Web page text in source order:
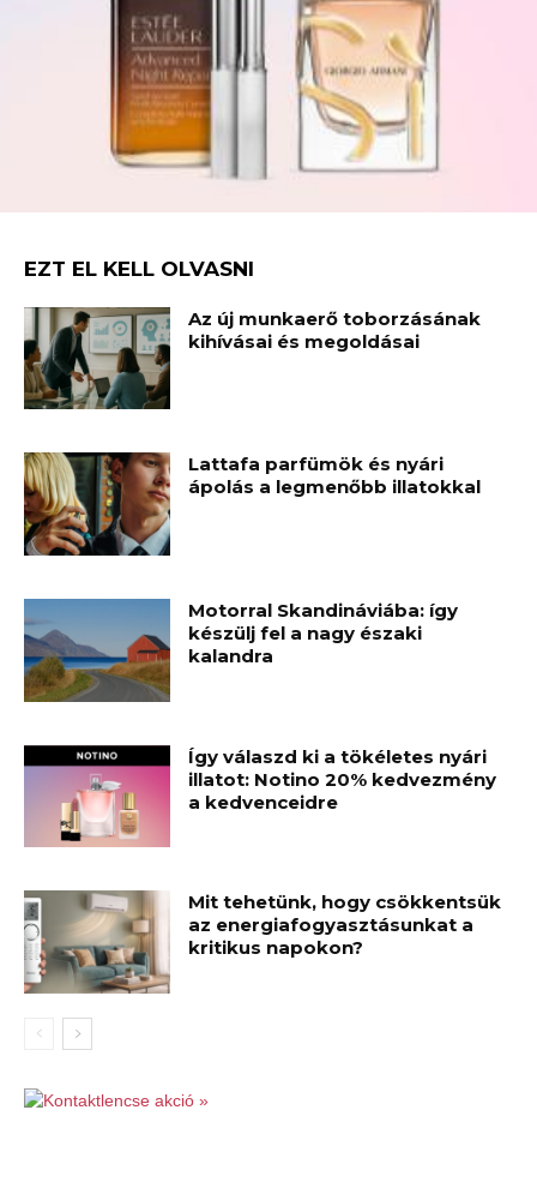
EZT EL KELL OLVASNI
Az új munkaerő toborzásának
kihívásai és megoldásai
Lattafa parfümök és nyári
ápolás a legmenőbb illatokkal
Motorral Skandináviába: így
készülj fel a nagy északi
kalandra
Így válaszd ki a tökéletes nyári
illatot: Notino 20% kedvezmény
a kedvenceidre
Mit tehetünk, hogy csökkentsük
az energiafogyasztásunkat a
kritikus napokon?